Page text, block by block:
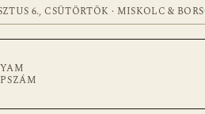
6., CSÜTÖRTÖK · MISKOLC &